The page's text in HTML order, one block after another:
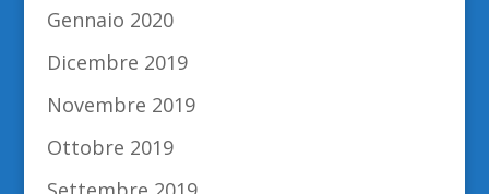
Gennaio 2020
Dicembre 2019
Novembre 2019
Ottobre 2019